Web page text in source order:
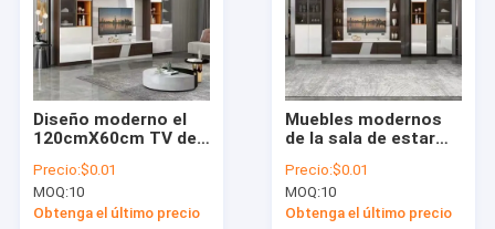
Diseño moderno el
120cmX60cm TV del
del color opcional de
madera del gabinete
Precio:$0.01
MOQ:10
Obtenga el último precio
Muebles modernos
de la sala de estar
soporte de madera
durable del gabinete
Precio:$0.01
MOQ:10
Obtenga el último precio